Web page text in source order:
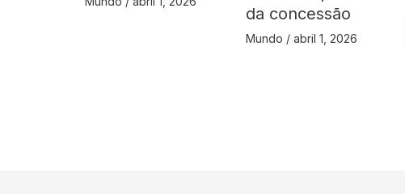
da concessão
Mundo / abril 1, 2026